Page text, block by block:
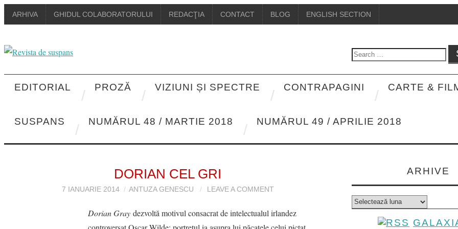
ARHIVA GHIDUL COLABORATORULUI REDACŢIA CONTACT BLOG ENGLISH SECTION
Search
EDITORIAL
PROZĂ VIZIUNI ȘI SPECTRE CONTRAPAGINI CARTE &
SUSPANS NUMĂRUL 48 / MARTIE 2018 NUMĂRUL 49 / APRILIE 2018
DORIAN CEL GRI
7 IANUARIE 2014 ANTUZA GENESCU LEAVE A COMMENT
Dorian Gray dezvoltă motivul consacrat de intelectualul irlandez
ARHIVE
Arhive